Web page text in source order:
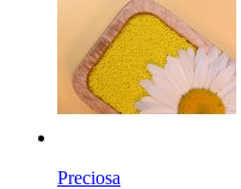
Preciosa